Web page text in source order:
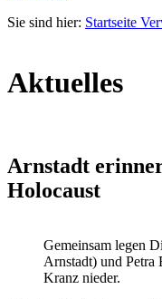
Sie sind hier: Startseite
Aktuelles
Arnstadt
Holocaust
Gemeinsam legen
Arnstadt) und Petra
Kranz nieder.